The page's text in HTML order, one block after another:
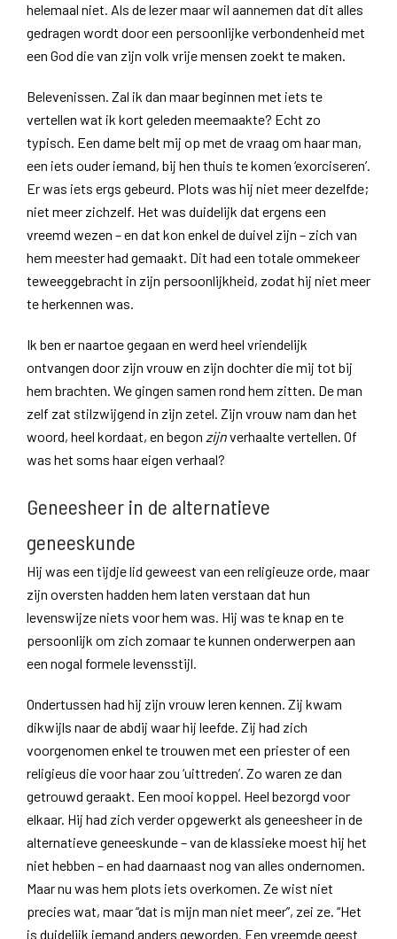
helemaal niet. Als de lezer maar wil aannemen dat dit alles
gedragen wordt door een persoonlijke verbondenheid met
een God die van zijn volk vrije mensen zoekt te maken.
Belevenissen. Zal ik dan maar beginnen met iets te
vertellen wat ik kort geleden meemaakte? Echt zo
typisch. Een dame belt mij op met de vraag om haar man,
een iets ouder iemand, bij hen thuis te komen ‘exorciseren’.
Er was iets ergs gebeurd. Plots was hij niet meer dezelfde;
niet meer zichzelf. Het was duidelijk dat ergens een
vreemd wezen – en dat kon enkel de duivel zijn – zich van
hem meester had gemaakt. Dit had een totale ommekeer
teweeggebracht in zijn persoonlijkheid, zodat hij niet meer
te herkennen was.
Ik ben er naartoe gegaan en werd heel vriendelijk
ontvangen door zijn vrouw en zijn dochter die mij tot bij
hem brachten. We gingen samen rond hem zitten. De man
zelf zat stilzwijgend in zijn zetel. Zijn vrouw nam dan het
woord, heel kordaat, en begon zijnverhaalte vertellen. Of
was het soms haar eigen verhaal?
Geneesheer in de alternatieve
geneeskunde
Hij was een tijdje lid geweest van een religieuze orde, maar
zijn oversten hadden hem laten verstaan dat hun
levenswijze niets voor hem was. Hij was te knap en te
persoonlijk om zich zomaar te kunnen onderwerpen aan
een nogal formele levensstijl.
Ondertussen had hij zijn vrouw leren kennen. Zij kwam
dikwijls naar de abdij waar hij leefde. Zij had zich
voorgenomen enkel te trouwen met een priester of een
religieus die voor haar zou ‘uittreden’. Zo waren ze dan
getrouwd geraakt. Een mooi koppel. Heel bezorgd voor
elkaar. Hij had zich verder opgewerkt als geneesheer in de
alternatieve geneeskunde – van de klassieke moest hij het
niet hebben – en had daarnaast nog van alles ondernomen.
Maar nu was hem plots iets overkomen. Ze wist niet
precies wat, maar “dat is mijn man niet meer”, zei ze. “Het
is duidelijk iemand anders geworden. Een vreemde geest